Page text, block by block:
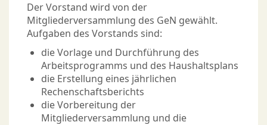
Der Vorstand wird von der
Mitgliederversammlung des GeN gewählt.
Aufgaben des Vorstands sind:
die Vorlage und Durchführung des
Arbeitsprogramms und des Haushaltsplans
die Erstellung eines jährlichen
Rechenschaftsberichts
die Vorbereitung der
Mitgliederversammlung und die